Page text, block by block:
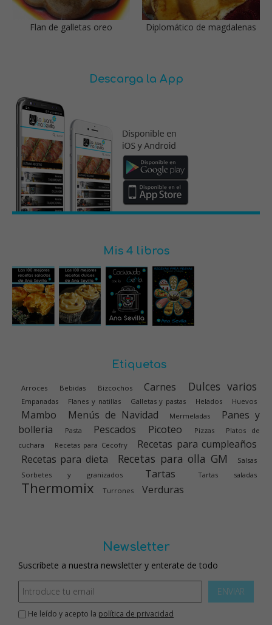
Flan de galletas oreo Diplomático de magdalenas
Descarga la App
Mis 4 libros
Etiquetas
Arroces Bebidas Bizcochos Carnes Dulces varios
Empanadas Flanes y natillas Galletas y pastas Helados Huevos
Mambo Menús de Navidad Mermeladas
Panes y
bolleria
Pasta Pescados Picoteo Pizzas
Platos de
cuchara
Recetas para Cecofry
Recetas para cumpleaños
Recetas para dieta
Recetas para olla GM
Salsas
Sorbetes y granizados
Tartas Tartas saladas
Thermomix Turrones Verduras
Newsletter
Suscríbete a nuestra newsletter y enterate de todo
ENVIAR
He leído y acepto la política de privacidad